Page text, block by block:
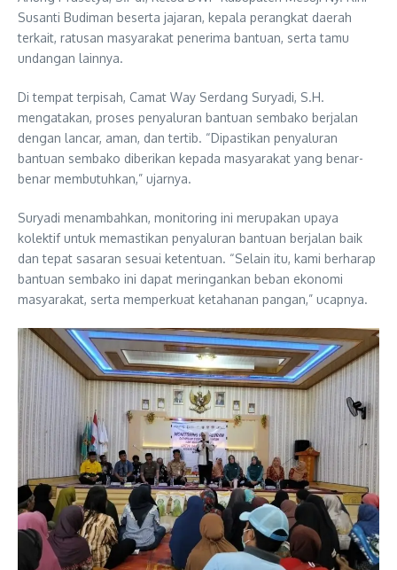
Susanti Budiman beserta jajaran, kepala perangkat daerah
terkait, ratusan masyarakat penerima bantuan, serta tamu
undangan lainnya.
Di tempat terpisah, Camat Way Serdang Suryadi, S.H.
mengatakan, proses penyaluran bantuan sembako berjalan
dengan lancar, aman, dan tertib. “Dipastikan penyaluran
bantuan sembako diberikan kepada masyarakat yang benar-
benar membutuhkan,” ujarnya.
Suryadi menambahkan, monitoring ini merupakan upaya
kolektif untuk memastikan penyaluran bantuan berjalan baik
dan tepat sasaran sesuai ketentuan. “Selain itu, kami berharap
bantuan sembako ini dapat meringankan beban ekonomi
masyarakat, serta memperkuat ketahanan pangan,” ucapnya.